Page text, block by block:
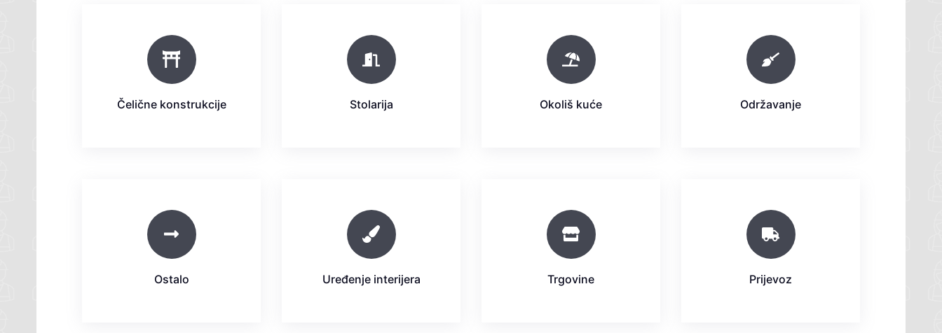
Čelične konstrukcije Stolarija Okoliš kuće Održavanje
Ostalo Uređenje interijera Trgovine Prijevoz